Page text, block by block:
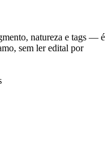
natureza e tags — é
sem ler edital por